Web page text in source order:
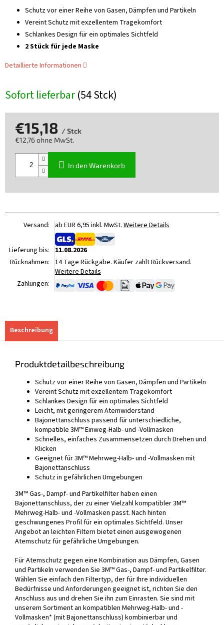
Sofort lieferbar(54 Stck)
Schutz vor einer Reihe von Gasen, Dämpfen und Partikeln
Vereint Schutz mit exzellentem Tragekomfort
Schlankes Design für ein optimales Sichtfeld
2 Stück für jede Maske
Detaillierte Informationen
€15,18 / Stck
€12,76 ohne MwSt.
In den Warenkorb
Versand: ab EUR 6,95 inkl. MwSt. Weitere Details
Lieferung bis:
11.08.2026
Rücknahmen: 14 Tage Rückgabe. Käufer zahlt Rückversand.
Weitere Details
Zahlungen:
Beschreibung
Produktdetailbeschreibung
Schutz vor einer Reihe von Gasen, Dämpfen und Partikeln
Vereint Schutz mit exzellentem Tragekomfort
Schlankes Design für ein optimales Sichtfeld
Leicht, mit geringerem Atemwiderstand
Bajonettanschluss passend für unterschiedliche,
kompatible 3M™ Einweg-Halb- und -Vollmasken
Schnelles, einfaches Zusammensetzen durch Drehen und
Klicken
Geeignet für 3M™ Mehrweg-Halb- und -Vollmasken mit
Bajonettanschluss
Schutz in gefährlichen Umgebungen
3M™ Gas-, Dampf- und Partikelfilter haben einen
Bajonettanschluss, der zu einer Vielzahl kompatibler 3M™
Mehrweg-Halb- und -Vollmasken passt. Nach hinten
geschwungenes Profil für ein optimales Sichtfeld. Unser
Angebot an leichten Filtern bietet einen ausgewogenen
Atemschutz für gefährliche Umgebungen.
Für Atemschutz gegen eine Kombination aus Dämpfen, Gasen
und Partikeln verwenden Sie 3M™ Gas-, Dampf- und Partikelfilter.
Wählen Sie einfach den Filtertyp, der für Ihre individuellen
Bedürfnisse und Anforderungen geeignet ist, richten Sie den
Anschluss aus und drehen Sie ihn zum Einrasten. Sie sind mit
unserem Sortiment an kompatiblen Mehrweg-Halb- und -
Vollmasken* (mit Bajonettanschluss) kombinierbar und